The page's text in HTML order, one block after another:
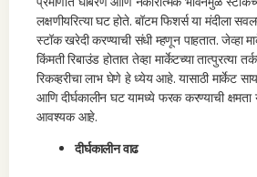
लक्षणीयरित्या घट होते. बॉटम फिशर्स या मंदीला
स्टॉक खरेदी करण्याची संधी म्हणून पाहतात. जेव्हा
किंमती रिबाउंड होतात तेव्हा मार्केटच्या तात्पुरत्या
रिकव्हरीचा लाभ घेणे हे ध्येय आहे. यासाठी मार्केट
आणि दीर्घकालीन घट यामध्ये फरक करण्याची
आवश्यक आहे.
दीर्घकालीन वाढ